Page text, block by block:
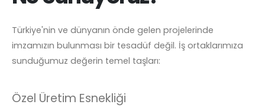
Türkiye'nin ve dünyanın önde gelen projelerinde
imzamızın bulunması bir tesadüf değil. İş ortaklarımıza
sunduğumuz değerin temel taşları:
Özel Üretim Esnekliği